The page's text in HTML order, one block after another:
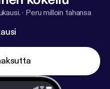
· Peru milloin tahansa